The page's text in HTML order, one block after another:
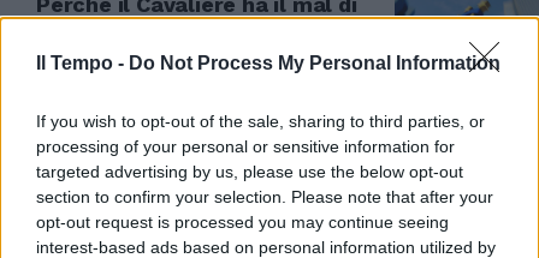
Il Tempo - Do Not Process My Personal Information
If you wish to opt-out of the sale, sharing to third parties, or
processing of your personal or sensitive information for
targeted advertising by us, please use the below opt-out
section to confirm your selection. Please note that after your
opt-out request is processed you may continue seeing
interest-based ads based on personal information utilized by
spread Il grave errore di una
linea anti-Europa
Duello tra Berlusconi e Monti Il
Prof: gli italiani non sono
sciocchi